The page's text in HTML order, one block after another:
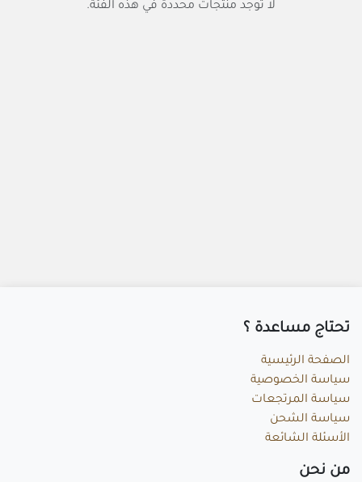
لا توجد منتجات محددة في هذه الفئة.
تحتاج مساعد​ة ؟
الصفحة الرئيسية
سياسة الخصوصية
سياسة المرتجعات
سياسة الشحن
الأسئلة الشائعة
م​ن نحن